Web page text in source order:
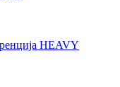
HEAVY